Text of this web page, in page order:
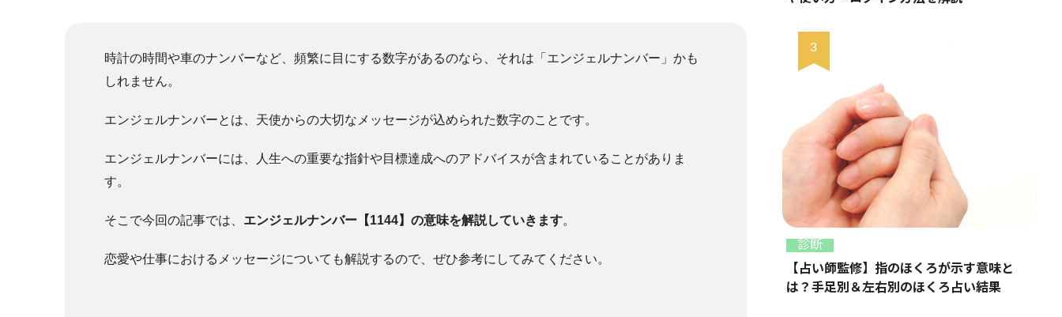
時計の時間や車のナンバーなど、頻繁に目にする数字があるのなら、それは「エンジェルナンバー」かも
しれません。
エンジェルナンバーとは、天使からの大切なメッセージが込められた数字のことです。
エンジェルナンバーには、人生への重要な指針や目標達成へのアドバイスが含まれていることがありま
す。
そこで今回の記事では、 エンジェルナンバー【1144】の意味を解説していきます。
恋愛や仕事におけるメッセージについても解説するので、ぜひ参考にしてみてください。
診断
【占い師監修】指のほくろが示す意味と
は？手足別＆左右別のほくろ占い結果